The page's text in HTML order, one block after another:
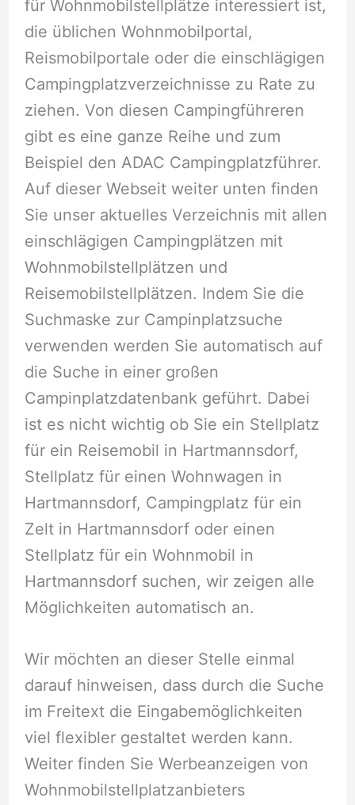
für Wohnmobilstellplätze interessiert ist,
die üblichen Wohnmobilportal,
Reismobilportale oder die einschlägigen
Campingplatzverzeichnisse zu Rate zu
ziehen. Von diesen Campingführeren
gibt es eine ganze Reihe und zum
Beispiel den ADAC Campingplatzführer.
Auf dieser Webseit weiter unten finden
Sie unser aktuelles Verzeichnis mit allen
einschlägigen Campingplätzen mit
Wohnmobilstellplätzen und
Reisemobilstellplätzen. Indem Sie die
Suchmaske zur Campinplatzsuche
verwenden werden Sie automatisch auf
die Suche in einer großen
Campinplatzdatenbank geführt. Dabei
ist es nicht wichtig ob Sie ein Stellplatz
für ein Reisemobil in Hartmannsdorf,
Stellplatz für einen Wohnwagen in
Hartmannsdorf, Campingplatz für ein
Zelt in Hartmannsdorf oder einen
Stellplatz für ein Wohnmobil in
Hartmannsdorf suchen, wir zeigen alle
Möglichkeiten automatisch an.
Wir möchten an dieser Stelle einmal
darauf hinweisen, dass durch die Suche
im Freitext die Eingabemöglichkeiten
viel flexibler gestaltet werden kann.
Weiter finden Sie Werbeanzeigen von
Wohnmobilstellplatzanbieters